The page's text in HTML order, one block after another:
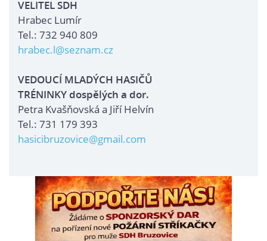
VELITEL SDH
Hrabec Lumír
Tel.: 732 940 809
hrabec.l@seznam.cz
VEDOUCÍ MLADÝCH HASIČŮ
TRÉNINKY dospělých a dor.
Petra Kvašňovská a Jiří Helvín
Tel.: 731 179 393
hasicibruzovice@gmail.com